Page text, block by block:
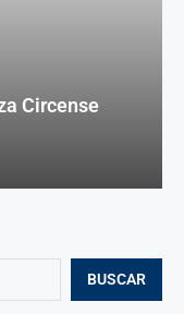
BUSCAR
Circense